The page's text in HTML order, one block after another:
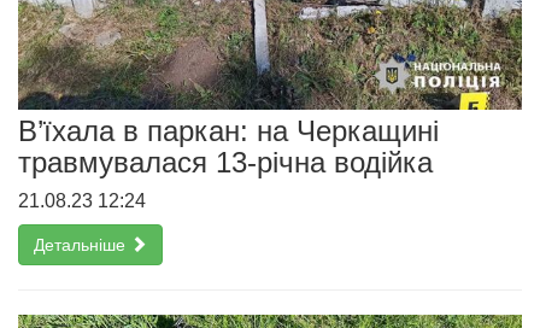
В’їхала в паркан: на Черкащині
травмувалася 13-річна водійка
21.08.23 12:24
Детальніше